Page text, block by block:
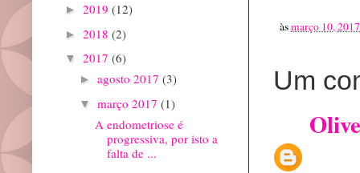
àsmarço 10, 2017
Um
► 2019 (12)
► 2018 (2)
▼ 2017 (6)
► agosto 2017 (3)
▼ março 2017 (1)
A endometriose é
progressiva, por isto a
falta de ...